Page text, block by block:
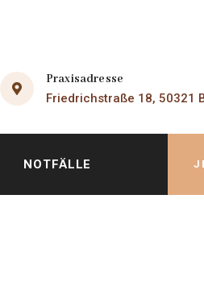
Praxisadresse
Friedrichstraße 18, 50321
NOTFÄLLE